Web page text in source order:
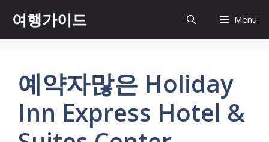
츠
여행가이드 Menu
예약자많은 Holiday
Inn Express Hotel &